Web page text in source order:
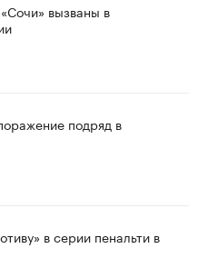
вызваны в
подряд в
в серии пенальти в